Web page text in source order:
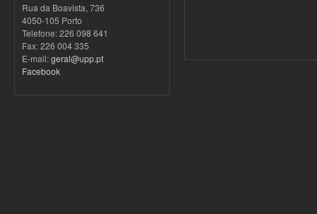
Rua da Boavista, 736
4050-105 Porto
Telefone: 226 098 641
Fax: 226 004 335
E-mail:geral@upp.pt
Facebook